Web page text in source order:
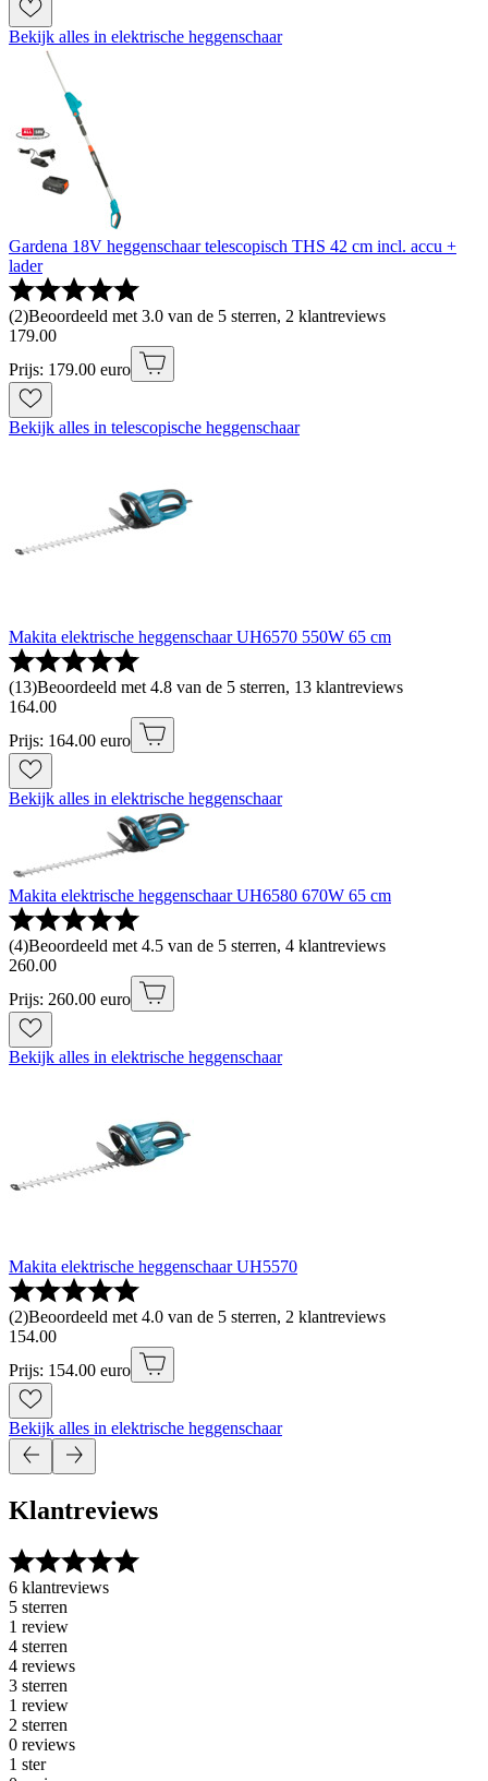
Bekijk alles in elektrische heggenschaar
Gardena 18V heggenschaar telescopisch THS 42 cm incl. accu +
lader
(2)Beoordeeld met 3.0 van de 5 sterren, 2 klantreviews
179.00
Prijs: 179.00 euro
Bekijk alles in telescopische heggenschaar
Makita elektrische heggenschaar UH6570 550W 65 cm
(13)Beoordeeld met 4.8 van de 5 sterren, 13 klantreviews
164.00
Prijs: 164.00 euro
Bekijk alles in elektrische heggenschaar
Makita elektrische heggenschaar UH6580 670W 65 cm
(4)Beoordeeld met 4.5 van de 5 sterren, 4 klantreviews
260.00
Prijs: 260.00 euro
Bekijk alles in elektrische heggenschaar
Makita elektrische heggenschaar UH5570
(2)Beoordeeld met 4.0 van de 5 sterren, 2 klantreviews
154.00
Prijs: 154.00 euro
Bekijk alles in elektrische heggenschaar
Klantreviews
6 klantreviews
5 sterren
1 review
4 sterren
4 reviews
3 sterren
1 review
2 sterren
0 reviews
1 ster